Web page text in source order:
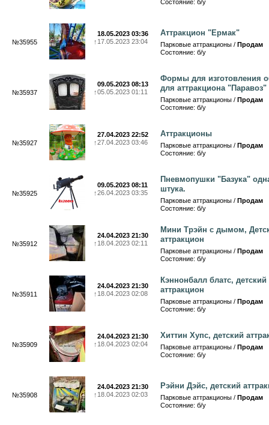
Состояние: б/у
№35955
18.05.2023 03:36
↑ 17.05.2023 23:04
Аттракцион "Ермак"
Парковые аттракционы / Продам
Состояние: б/у
№35937
09.05.2023 08:13
↑05.05.2023 01:11
Формы для изготовления
для аттракциона "Паравоз"
Парковые аттракционы / Продам
Состояние: б/у
№35927
27.04.2023 22:52
↑27.04.2023 03:46
Аттракционы
Парковые аттракционы / Продам
Состояние: б/у
№35925
09.05.2023 08:11
↑26.04.2023 03:35
Пневмопушки "Базука"
штука.
Парковые аттракционы / Продам
Состояние: б/у
№35912
24.04.2023 21:30
↑ 18.04.2023 02:11
Мини Трэйн с дымом,
аттракцион
Парковые аттракционы / Продам
Состояние: б/у
№35911
24.04.2023 21:30
↑ 18.04.2023 02:08
Кэннонбалл блатс, детский
аттракцион
Парковые аттракционы / Продам
Состояние: б/у
№35909
24.04.2023 21:30
↑ 18.04.2023 02:04
Хиттин Хупс, детский
Парковые аттракционы / Продам
Состояние: б/у
№35908
24.04.2023 21:30
↑ 18.04.2023 02:03
Рэйни Дэйс, детский
Парковые аттракционы / Продам
Состояние: б/у